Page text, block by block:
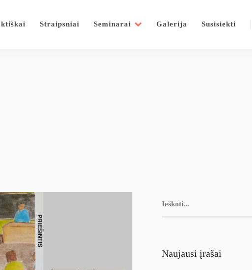
Straipsniai Seminarai Galerija Susisiekti
Naujausi įrašai